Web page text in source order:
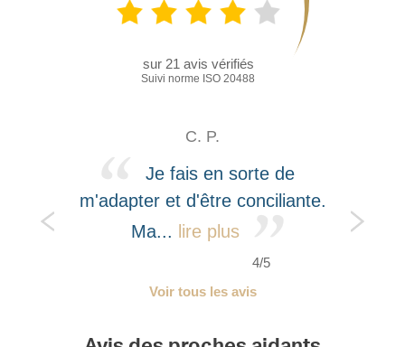
sur 21 avis vérifiés
Suivi norme ISO 20488
C. P.
Je fais en sorte de
m'adapter et d'être conciliante.
Ma... lire plus
4/5
Voir tous les avis